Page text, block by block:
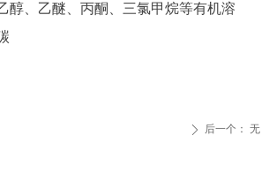
ꄲ 后一个： 无
醇、乙醚、丙酮、三氯甲烷等有机溶